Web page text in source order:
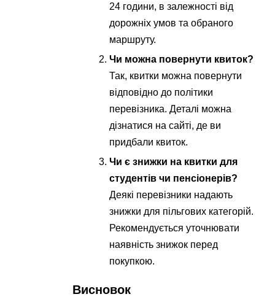
24 години, в залежності від
дорожніх умов та обраного
маршруту.
Чи можна повернути квиток?
Так, квитки можна повернути
відповідно до політики
перевізника. Деталі можна
дізнатися на сайті, де ви
придбали квиток.
Чи є знижки на квитки для
студентів чи пенсіонерів?
Деякі перевізники надають
знижки для пільгових категорій.
Рекомендується уточнювати
наявність знижок перед
покупкою.
Висновок